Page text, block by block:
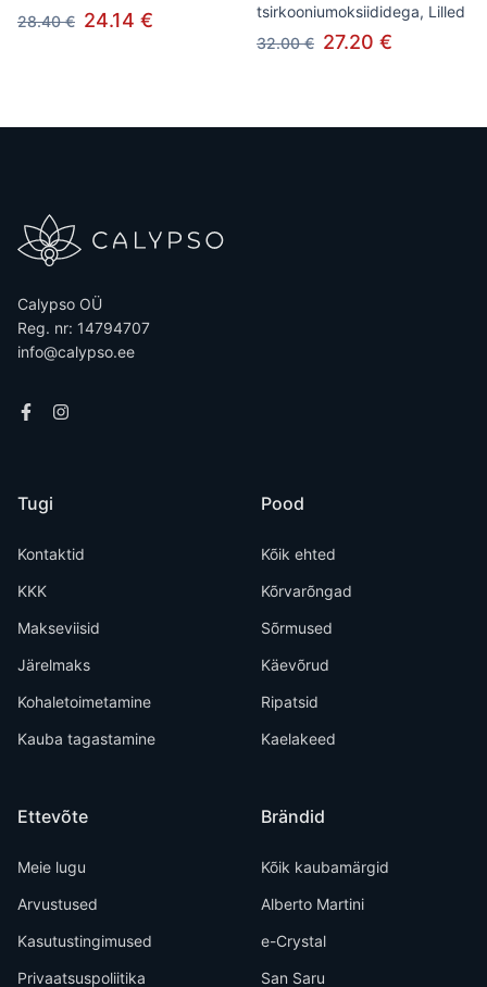
28.40 € 24.14 €
tsirkooniumoksiididega, Lilled
32.00 € 27.20 €
Calypso OÜ
Reg. nr: 14794707
info@calypso.ee
Tugi
Kontaktid
KKK
Makseviisid
Järelmaks
Kohaletoimetamine
Kauba tagastamine
Ettevõte
Meie lugu
Arvustused
Kasutustingimused
Privaatsuspoliitika
Pood
Kõik ehted
Kõrvarõngad
Sõrmused
Käevõrud
Ripatsid
Kaelakeed
Brändid
Kõik kaubamärgid
Alberto Martini
e-Crystal
San Saru